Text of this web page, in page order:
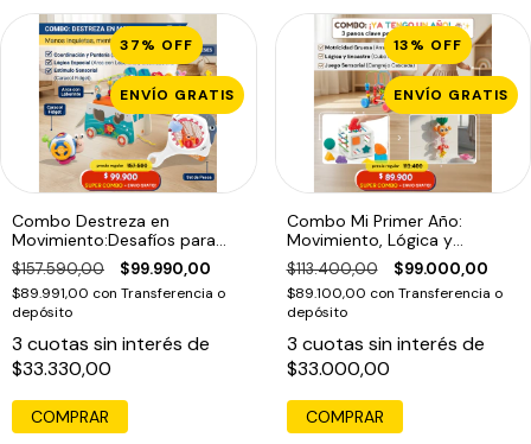
37% OFF
ENVÍO GRATIS
Combo Destreza en
Movimiento:Desafíos para
Pequeños Curiosos (18
meses+)
$157.590,00 $99.990,00
$89.991,00 con Transferencia o
depósito
3 cuotas sin interés de
$33.330,00
13% OFF
ENVÍO GRATIS
Combo Mi Primer Año:
Movimiento, Lógica y
Diversión Acuática (12
meses+)
$113.400,00 $99.000,00
$89.100,00 con Transferencia o
depósito
3 cuotas sin interés de
$33.000,00